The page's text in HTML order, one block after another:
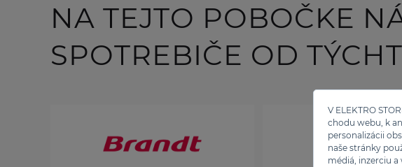
V ELEKTRO
chodu webu, k
personalizácii
naše stránky
médiá, inzerciu
NA TEJTO POBOČKE
SPOTREBIČE OD